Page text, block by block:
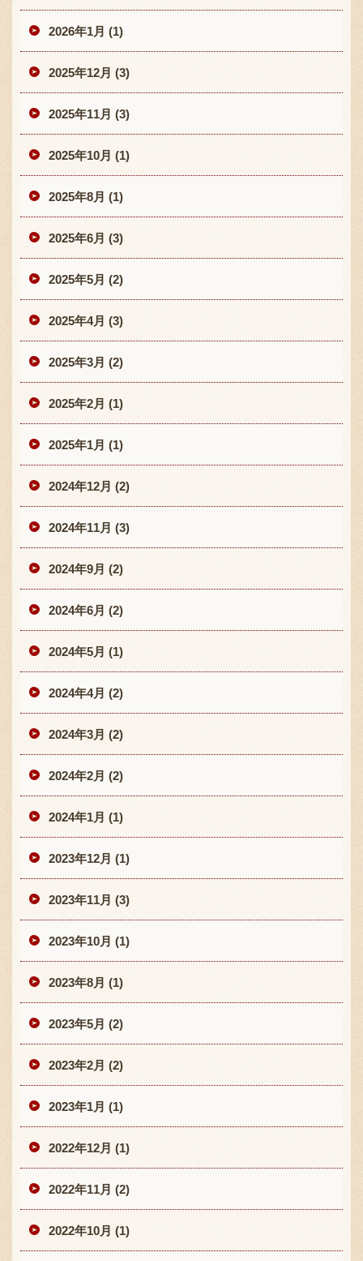
2026年1月 (1)
2025年12月 (3)
2025年11月 (3)
2025年10月 (1)
2025年8月 (1)
2025年6月 (3)
2025年5月 (2)
2025年4月 (3)
2025年3月 (2)
2025年2月 (1)
2025年1月 (1)
2024年12月 (2)
2024年11月 (3)
2024年9月 (2)
2024年6月 (2)
2024年5月 (1)
2024年4月 (2)
2024年3月 (2)
2024年2月 (2)
2024年1月 (1)
2023年12月 (1)
2023年11月 (3)
2023年10月 (1)
2023年8月 (1)
2023年5月 (2)
2023年2月 (2)
2023年1月 (1)
2022年12月 (1)
2022年11月 (2)
2022年10月 (1)